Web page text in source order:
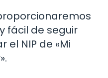
fácil de seguir
NIP de «Mi